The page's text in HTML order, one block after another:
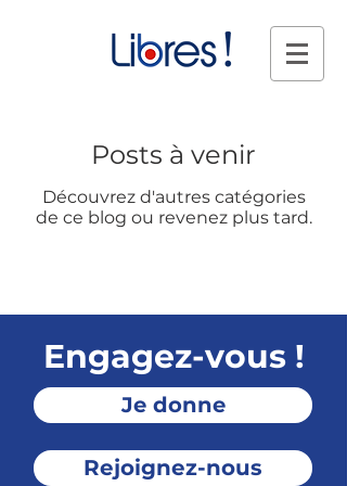
Posts à venir
Découvrez d'autres catégories
de ce blog ou revenez plus tard.
Engagez-vous !
Je donne
Rejoignez-nous